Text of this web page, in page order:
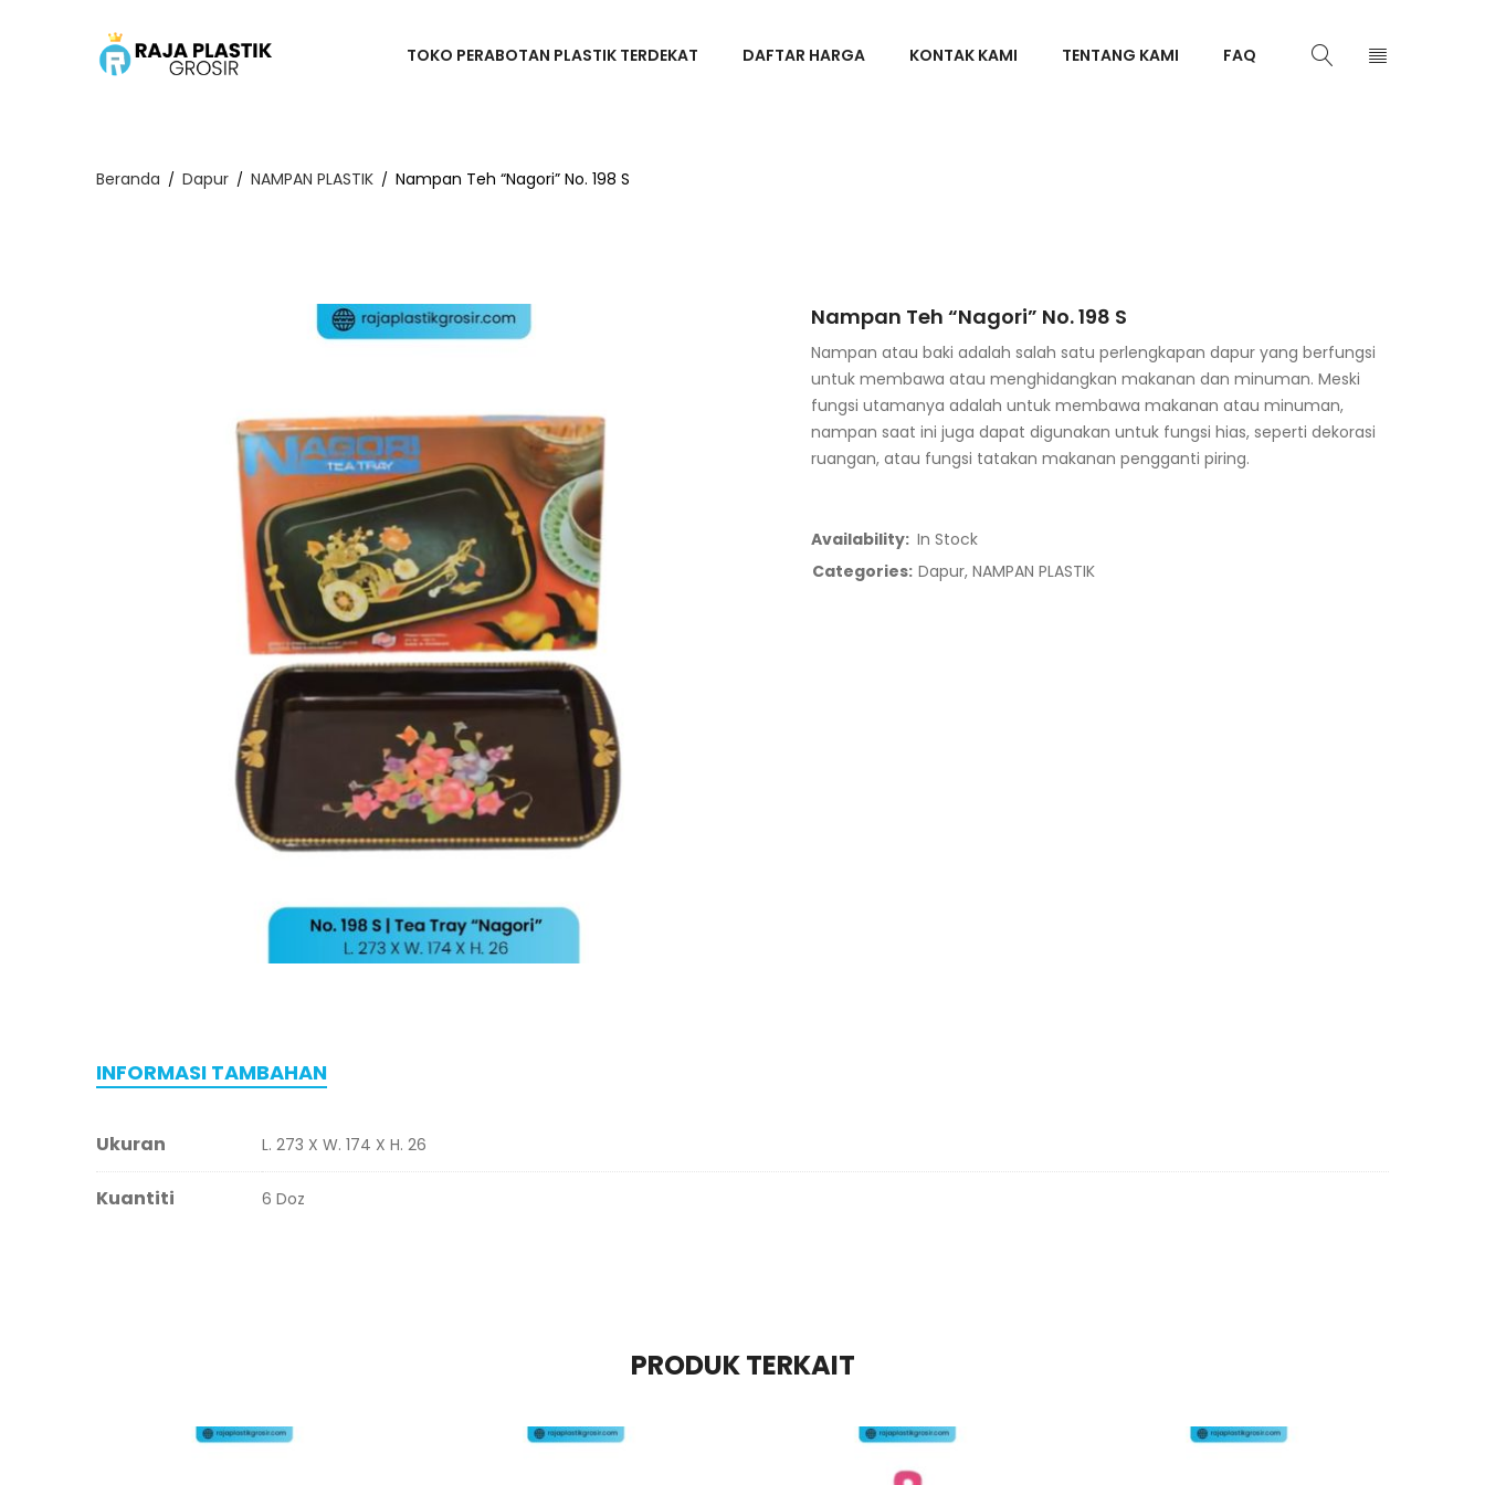
TOKO PERABOTAN PLASTIK TERDEKAT DAFTAR HARGA KONTAK KAMI TENTANG KAMI FAQ
Beranda / Dapur / NAMPAN PLASTIK / Nampan Teh “Nagori” No. 198 S
Nampan Teh “Nagori” No. 198 S
Nampan atau baki adalah salah satu perlengkapan dapur yang berfungsi
untuk membawa atau menghidangkan makanan dan minuman. Meski
fungsi utamanya adalah untuk membawa makanan atau minuman,
nampan saat ini juga dapat digunakan untuk fungsi hias, seperti dekorasi
ruangan, atau fungsi tatakan makanan pengganti piring.
Availability: In Stock
Categories: Dapur, NAMPAN PLASTIK
INFORMASI TAMBAHAN
Ukuran L. 273 X W. 174 X H. 26
Kuantiti 6 Doz
PRODUK TERKAIT